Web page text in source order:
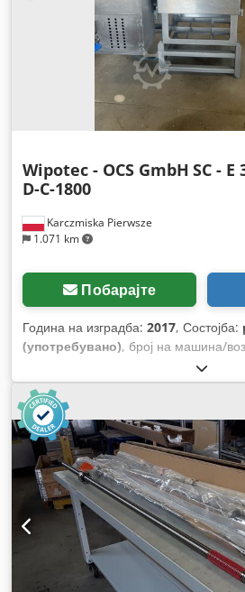
Karczmiska Pierwsze
1.071 km
Wipotec - OCS GmbH SC - E
D-C-1800
Побарајте
Година на изградба: 2017, Состојба:
(употребувано), број на машина/